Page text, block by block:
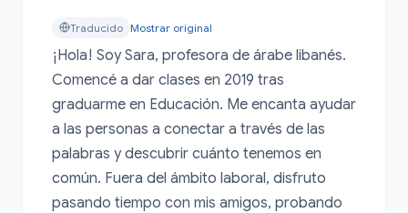
Traducido Mostrar original
¡Hola! Soy Sara, profesora de árabe libanés.
Comencé a dar clases en 2019 tras
graduarme en Educación. Me encanta ayudar
a las personas a conectar a través de las
palabras y descubrir cuánto tenemos en
común. Fuera del ámbito laboral, disfruto
pasando tiempo con mis amigos, probando